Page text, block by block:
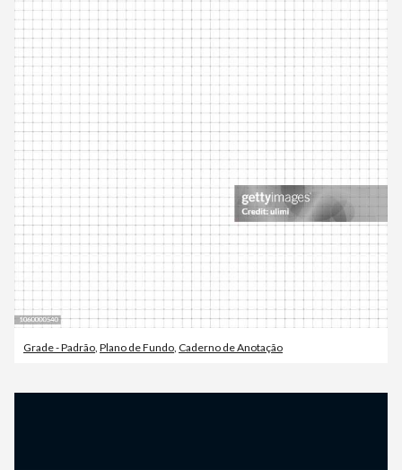
Grade - Padrão Plano de Fundo Caderno de Anotação